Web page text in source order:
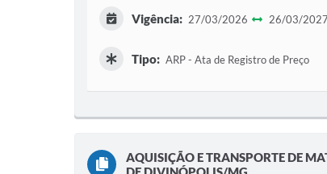
Vigência: 27/03/2026 26/03/2027
Tipo: ARP - Ata de Registro de Preço
AQUISIÇÃO E TRANSPORTE DE